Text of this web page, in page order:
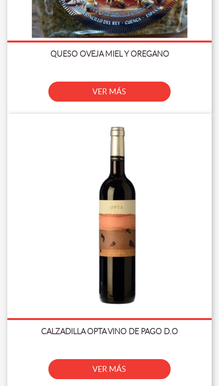
QUESO OVEJA MIEL Y OREGANO
VER MÁS
CALZADILLA OPTA VINO DE PAGO D.O
VER MÁS